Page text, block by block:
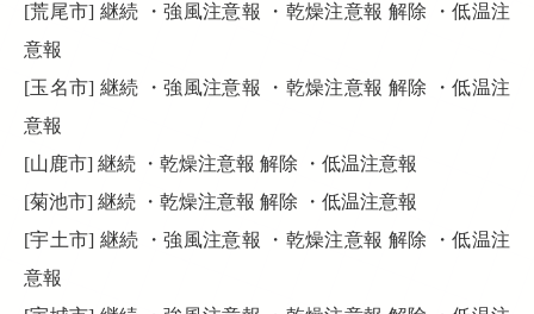
[荒尾市] 継続 ・強風注意報 ・乾燥注意報 解除 ・低温注
意報
[玉名市] 継続 ・強風注意報 ・乾燥注意報 解除 ・低温注
意報
[山鹿市] 継続 ・乾燥注意報 解除 ・低温注意報
[菊池市] 継続 ・乾燥注意報 解除 ・低温注意報
[宇土市] 継続 ・強風注意報 ・乾燥注意報 解除 ・低温注
意報